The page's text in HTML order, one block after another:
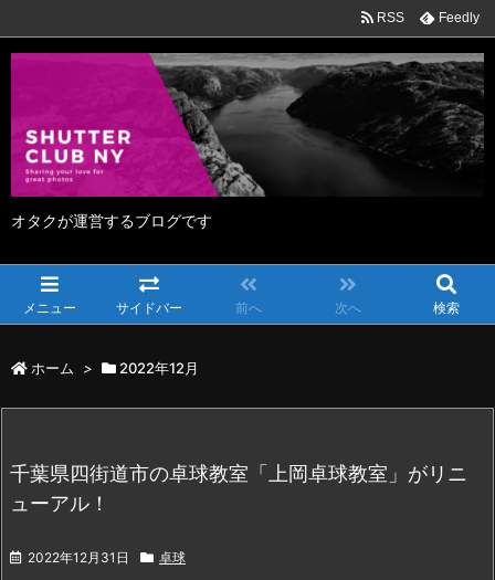
オタクが運営するブログです
メニュー サイドバー 前へ 次へ 検索
RSS Feedly
ホーム > 2022年12月
千葉県四街道市の卓球教室「上岡卓球教室」がリニ
ューアル！
2022年12月31日 卓球